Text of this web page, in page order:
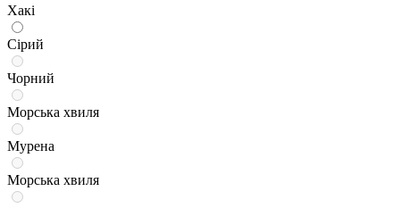
Хакі
Сірий
Чорний
Морська хвиля
Мурена
Морська хвиля